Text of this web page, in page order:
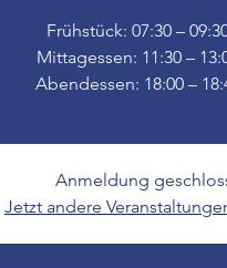
Frühstück: 07:30 –
Mittagessen: 11:30 –
Anmeldung
Jetzt andere